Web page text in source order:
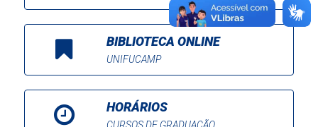
BIBLIOTECA ONLINE
UNIFUCAMP
HORÁRIOS